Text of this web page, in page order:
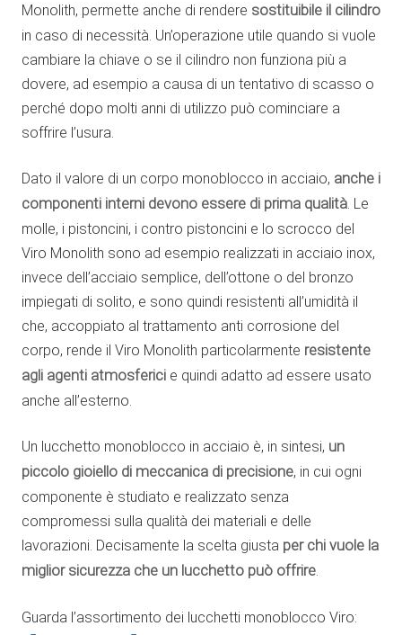
Monolith, permette anche di rendere sostituibile il cilindro
in caso di necessità. Un’operazione utile quando si vuole
cambiare la chiave o se il cilindro non funziona più a
dovere, ad esempio a causa di un tentativo di scasso o
perché dopo molti anni di utilizzo può cominciare a
soffrire l’usura.
Dato il valore di un corpo monoblocco in acciaio, anche i
componenti interni devono essere di prima qualità. Le
molle, i pistoncini, i contro pistoncini e lo scrocco del
Viro Monolith sono ad esempio realizzati in acciaio inox,
invece dell’acciaio semplice, dell’ottone o del bronzo
impiegati di solito, e sono quindi resistenti all’umidità il
che, accoppiato al trattamento anti corrosione del
corpo, rende il Viro Monolith particolarmente resistente
agli agenti atmosferici e quindi adatto ad essere usato
anche all’esterno.
Un lucchetto monoblocco in acciaio è, in sintesi, un
piccolo gioiello di meccanica di precisione, in cui ogni
componente è studiato e realizzato senza
compromessi sulla qualità dei materiali e delle
lavorazioni. Decisamente la scelta giusta per chi vuole la
miglior sicurezza che un lucchetto può offrire.
Guarda l’assortimento dei lucchetti monoblocco Viro: